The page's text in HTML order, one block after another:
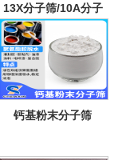
13X分子筛/10A分子
筛-lpglng燃气干燥除
异味除杂-空气低露点
干燥
钙基粉末分子筛